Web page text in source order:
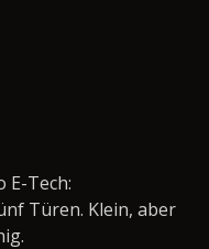
E-Tech:
Türen. Klein, aber